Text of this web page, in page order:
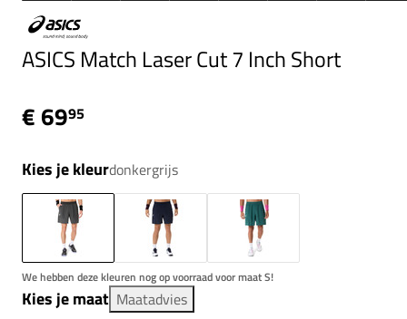
ASICS Match Laser Cut 7 Inch Short
€ 6995
Kies je kleurdonkergrijs
We hebben deze kleuren nog op voorraad voor maat S!
Kies je maat Maatadvies